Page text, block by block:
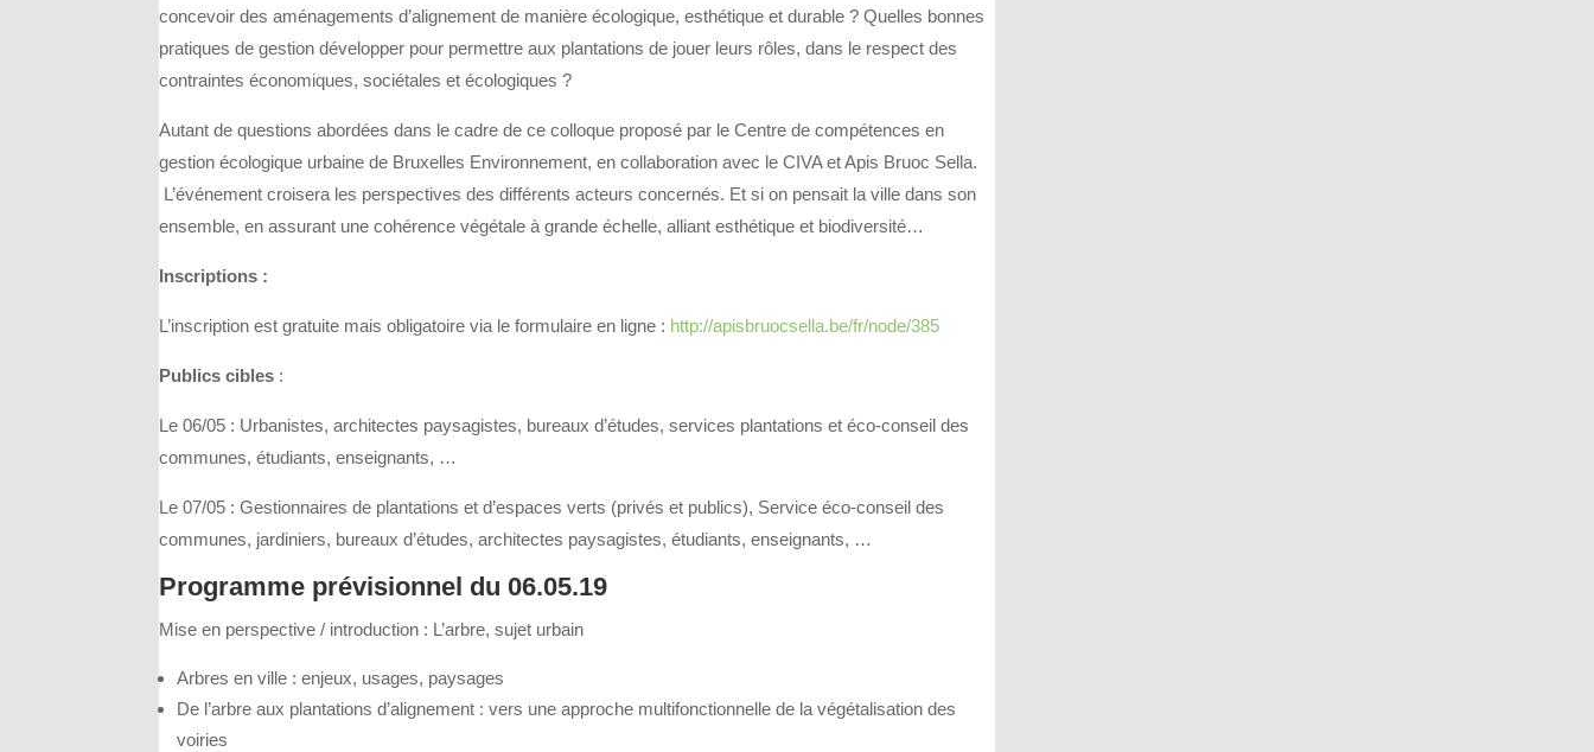
concevoir des aménagements d’alignement de manière écologique, esthétique et durable ? Quelles bonnes
pratiques de gestion développer pour permettre aux plantations de jouer leurs rôles, dans le respect des
contraintes économiques, sociétales et écologiques ?
Autant de questions abordées dans le cadre de ce colloque proposé par le Centre de compétences en
gestion écologique urbaine de Bruxelles Environnement, en collaboration avec le CIVA et Apis Bruoc Sella.
L’événement croisera les perspectives des différents acteurs concernés. Et si on pensait la ville dans son
ensemble, en assurant une cohérence végétale à grande échelle, alliant esthétique et biodiversité…
Inscriptions :
L’inscription est gratuite mais obligatoire via le formulaire en ligne : http://apisbruocsella.be/fr/node/385
Publics cibles :
Le 06/05 : Urbanistes, architectes paysagistes, bureaux d’études, services plantations et éco-conseil des
communes, étudiants, enseignants, …
Le 07/05 : Gestionnaires de plantations et d’espaces verts (privés et publics), Service éco-conseil des
communes, jardiniers, bureaux d’études, architectes paysagistes, étudiants, enseignants, …
Programme prévisionnel du 06.05.19
Mise en perspective / introduction : L’arbre, sujet urbain
Arbres en ville : enjeux, usages, paysages
De l’arbre aux plantations d’alignement : vers une approche multifonctionnelle de la végétalisation des
voiries